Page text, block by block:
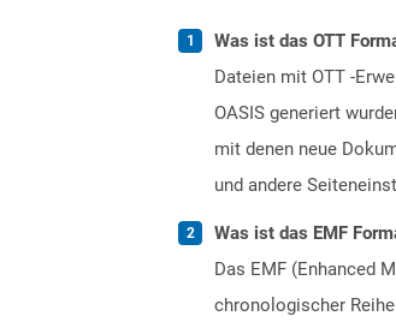
Was ist das OTT
Dateien mit OTT -
OASIS generiert
mit denen neue
und andere
Was ist das EMF
Das EMF (Enhanced
chronologischer